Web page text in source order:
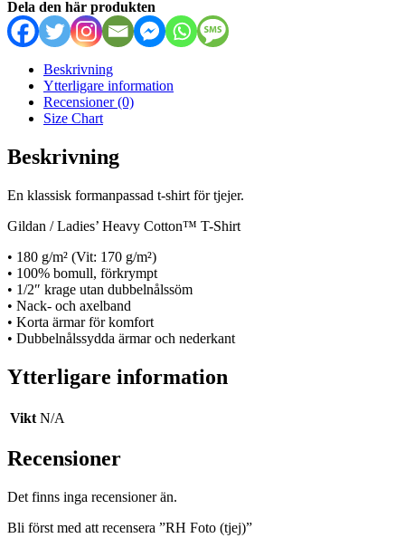
Dela den här produkten
Beskrivning
Ytterligare information
Recensioner (0)
Size Chart
Beskrivning
En klassisk formanpassad t-shirt för tjejer.
Gildan / Ladies’ Heavy Cotton™ T-Shirt
• 180 g/m² (Vit: 170 g/m²)
• 100% bomull, förkrympt
• 1/2″ krage utan dubbelnålssöm
• Nack- och axelband
• Korta ärmar för komfort
• Dubbelnålssydda ärmar och nederkant
Ytterligare information
Vikt N/A
Recensioner
Det finns inga recensioner än.
Bli först med att recensera ”RH Foto (tjej)”